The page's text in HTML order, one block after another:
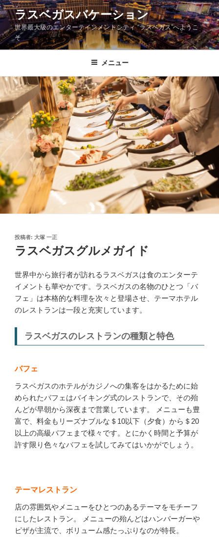
コ
ン
テ
ン
ツ
ス
キ
ッ
ラスベガスバケーション
世界最大級のエンターテインメントシティ “ラスベガス”へようこ
そ
メニュー
投
稿
日:
投稿者: 大塚 一正
ラスベガスグルメガイド
世界中から旅行者が訪れるラスベガスは食のエンターテ
イメントも華やかです。ラスベガスの名物のひとつ「バ
フェ」は本格的な料理を次々と登場させ、テーマホテル
のレストランは一段と充実しています。
ラスベガスのレストランの種類と特色
バフェ
ラスベガスのホテルがカジノへの集客をはかるために始
められたバフェはバイキング式のレストランで、その殆
んどが早朝から深夜まで営業しています。 メニューも豊
富で、料金もリーズナブルな＄10以下（夕食）から＄20
以上の高級バフェまで様々です。とにかく時間と予算が
許す限り色々なバフェを試してみてはいかがでしょう。
テーマレストラン
店の雰囲気やメニューをひとつのあるテーマをモチーフ
にしたレストラン。 メニューの殆んどはハンバーガーや
ピザが主流で、ボリューム感たっぷりなのが特長。